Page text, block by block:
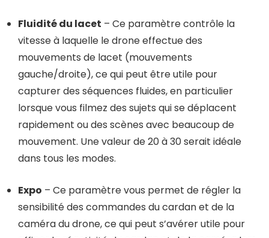
Fluidité du lacet – Ce paramètre contrôle la
vitesse à laquelle le drone effectue des
mouvements de lacet (mouvements
gauche/droite), ce qui peut être utile pour
capturer des séquences fluides, en particulier
lorsque vous filmez des sujets qui se déplacent
rapidement ou des scènes avec beaucoup de
mouvement. Une valeur de 20 à 30 serait idéale
dans tous les modes.
Expo – Ce paramètre vous permet de régler la
sensibilité des commandes du cardan et de la
caméra du drone, ce qui peut s’avérer utile pour